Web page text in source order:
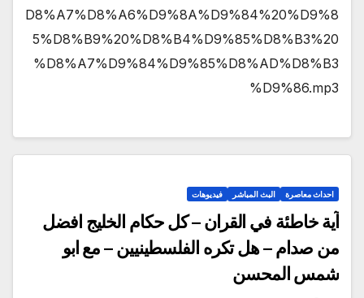
D8%A7%D8%A6%D9%8A%D9%84%20%D9%8
5%D8%B9%20%D8%B4%D9%85%D8%B3%20
%D8%A7%D9%84%D9%85%D8%AD%D8%B3
%D9%86.mp3
احداث معاصرة البث المباشر فيديوهات
آية خاطئة في القران – كل حكام الخليج افضل
من صدام – هل تكره الفلسطينيين – مع ابو
شمس المحسن